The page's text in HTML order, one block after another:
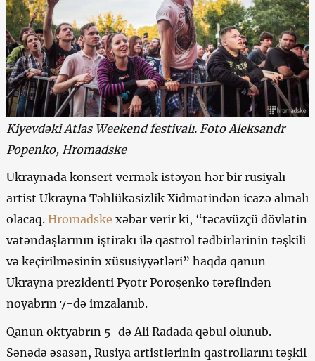
Kiyevdəki Atlas Weekend festivalı. Foto Aleksandr
Popenko, Hromadske
Ukraynada konsert vermək istəyən hər bir rusiyalı
artist Ukrayna Təhlükəsizlik Xidmətindən icazə almalı
olacaq. Hromadske xəbər verir ki, “təcavüzçü dövlətin
vətəndaşlarının iştirakı ilə qastrol tədbirlərinin təşkili
və keçirilməsinin xüsusiyyətləri” haqda qanun
Ukrayna prezidenti Pyotr Poroşenko tərəfindən
noyabrın 7-də imzalanıb.
Qanun oktyabrın 5-də Ali Radada qəbul olunub.
Sənədə əsasən, Rusiya artistlərinin qastrollarını təşkil